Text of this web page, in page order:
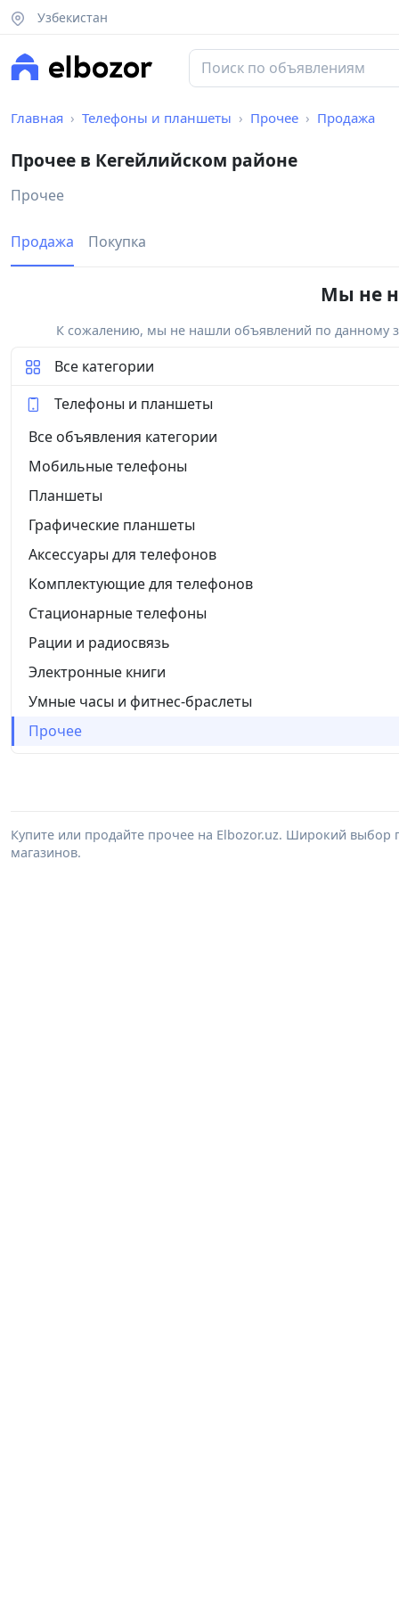
Узбекистан
Главная Телефоны и планшеты Прочее Продажа
Прочее в Кегейлийском районе
Прочее
Продажа Покупка
Мы не
К сожалению, мы не нашли объявлений по данному
Все категории
Телефоны и планшеты
Все объявления категории
Мобильные телефоны
Планшеты
Графические планшеты
Аксессуары для телефонов
Комплектующие для телефонов
Стационарные телефоны
Рации и радиосвязь
Электронные книги
Умные часы и фитнес-браслеты
Прочее
Купите или продайте прочее на Elbozor.uz. Широкий
магазинов.